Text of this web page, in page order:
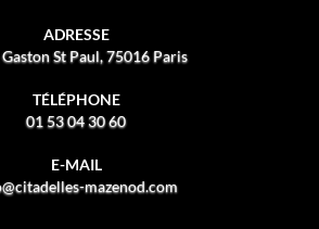
ADRESSE
St Paul, 75016 Paris
TÉLÉPHONE
01 53 04 30 60
E-MAIL
mazenod.com